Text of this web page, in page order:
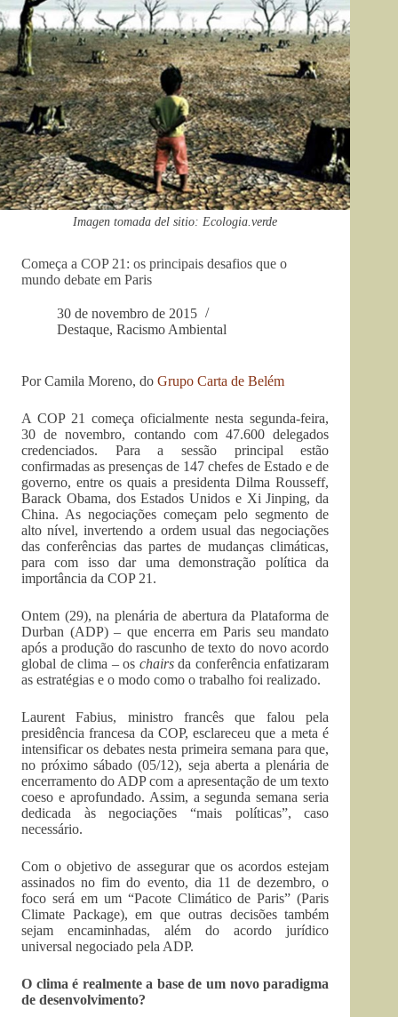
Imagen tomada del sitio: Ecologia.verde
Começa a COP 21: os principais desafios que o
mundo debate em Paris
30 de novembro de 2015
Destaque, Racismo Ambiental
Por Camila Moreno, do Grupo Carta de Belém
A COP 21 começa oficialmente nesta segunda-feira,
30 de novembro, contando com 47.600 delegados
credenciados. Para a sessão principal estão
confirmadas as presenças de 147 chefes de Estado e de
governo, entre os quais a presidenta Dilma Rousseff,
Barack Obama, dos Estados Unidos e Xi Jinping, da
China. As negociações começam pelo segmento de
alto nível, invertendo a ordem usual das negociações
das conferências das partes de mudanças climáticas,
para com isso dar uma demonstração política da
importância da COP 21.
Ontem (29), na plenária de abertura da Plataforma de
Durban (ADP) – que encerra em Paris seu mandato
após a produção do rascunho de texto do novo acordo
global de clima – os chairsda conferência enfatizaram
as estratégias e o modo como o trabalho foi realizado.
Laurent Fabius, ministro francês que falou pela
presidência francesa da COP, esclareceu que a meta é
intensificar os debates nesta primeira semana para que,
no próximo sábado (05/12), seja aberta a plenária de
encerramento do ADP com a apresentação de um texto
coeso e aprofundado. Assim, a segunda semana seria
dedicada às negociações “mais políticas”, caso
necessário.
Com o objetivo de assegurar que os acordos estejam
assinados no fim do evento, dia 11 de dezembro, o
foco será em um “Pacote Climático de Paris” (Paris
Climate Package), em que outras decisões também
sejam encaminhadas, além do acordo jurídico
universal negociado pela ADP.
O clima é realmente a base de um novo paradigma
de desenvolvimento?